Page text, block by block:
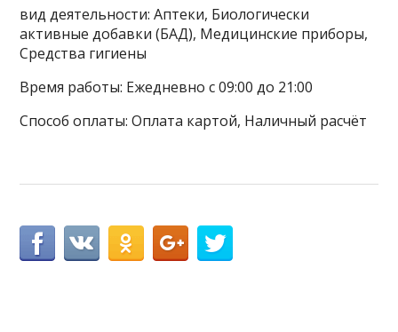
вид деятельности: Аптеки, Биологически
активные добавки (БАД), Медицинские приборы,
Средства гигиены
Время работы: Ежедневно с 09:00 до 21:00
Способ оплаты: Оплата картой, Наличный расчёт